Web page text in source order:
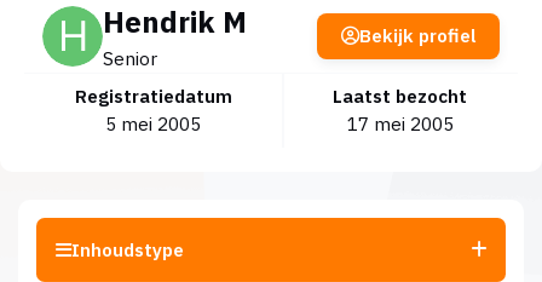
Hendrik M
Senior
Registratiedatum
5 mei 2005
Laatst bezocht
17 mei 2005
Bekijk profiel
Inhoudstype